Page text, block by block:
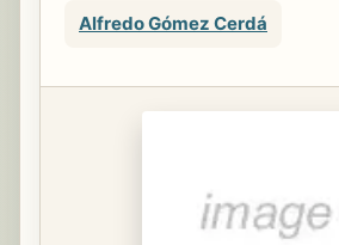
Alfredo Gómez Cerdá